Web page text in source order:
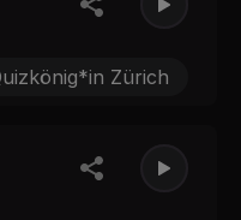
Zürich